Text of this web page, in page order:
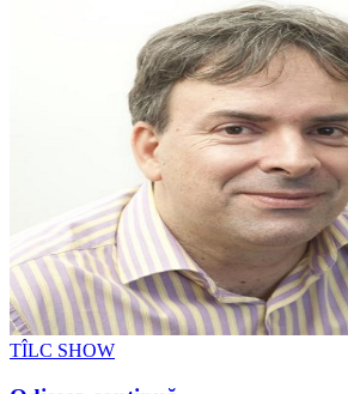
TÎLC SHOW